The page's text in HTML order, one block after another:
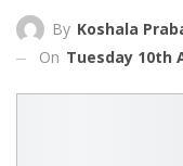
By Koshala
On Tuesday 10th